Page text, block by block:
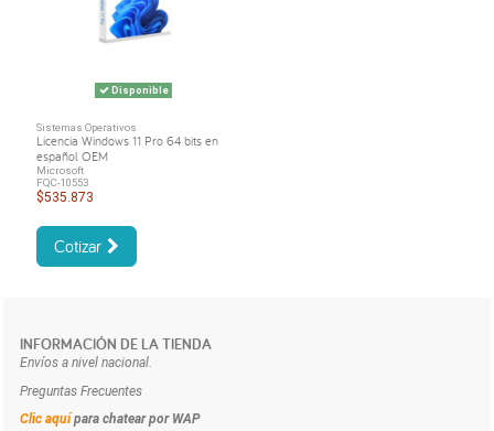
Disponible
Sistemas Operativos
Licencia Windows 11 Pro 64 bits en
español OEM
Microsoft
FQC-10553
$535.873
Cotizar
INFORMACIÓN DE LA TIENDA
Envíos a nivel nacional.
Preguntas Frecuentes
Clic aquí para chatear por WAP